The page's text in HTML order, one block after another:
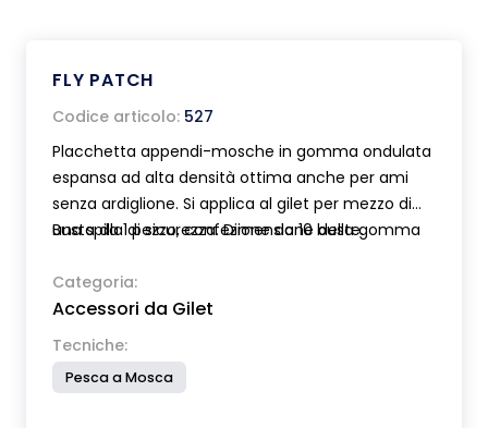
FLY PATCH
Codice articolo: 527
Placchetta appendi-mosche in gomma ondulata
espansa ad alta densità ottima anche per ami
senza ardiglione. Si applica al gilet per mezzo di
una spilla di sicurezza. Dimensione della gomma
Busta da 1 pezzo, confezione da 10 buste.
Categoria:
Accessori da Gilet
Tecniche:
Pesca a Mosca